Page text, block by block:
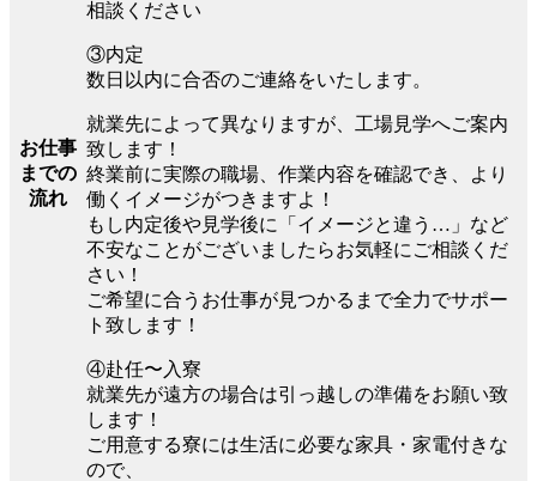
お仕事
までの
流れ
相談ください
③内定
数日以内に合否のご連絡をいたします。
就業先によって異なりますが、工場見学へご案内
致します！
終業前に実際の職場、作業内容を確認でき、より
働くイメージがつきますよ！
もし内定後や見学後に「イメージと違う…」など
不安なことがございましたらお気軽にご相談くだ
さい！
ご希望に合うお仕事が見つかるまで全力でサポー
ト致します！
④赴任〜入寮
就業先が遠方の場合は引っ越しの準備をお願い致
します！
ご用意する寮には生活に必要な家具・家電付きな
ので、